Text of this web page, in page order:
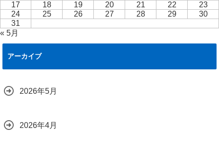
17
18 19 20 21 22
23
24
25 26 27 28 29
30
31
« 5月
アーカイブ
2026年5月
2026年4月